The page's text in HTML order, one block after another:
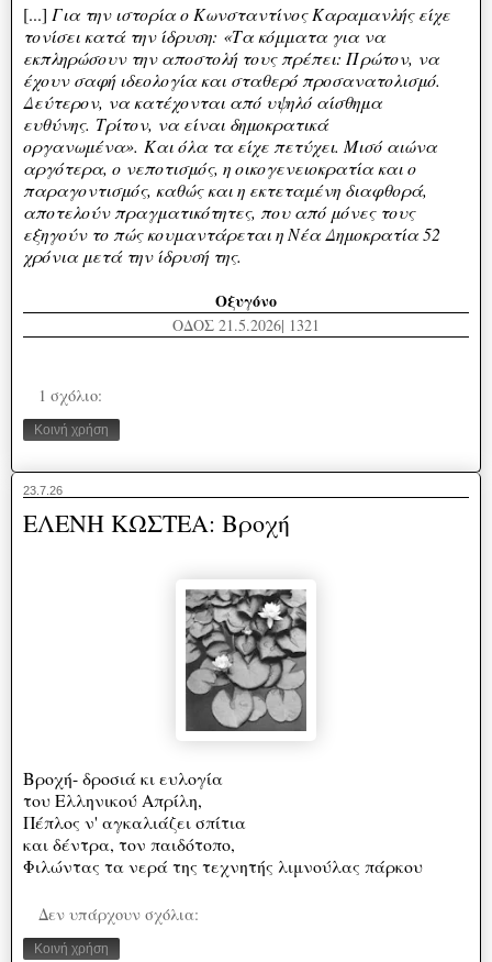
[...] Για την ιστορία ο Κωνσταντίνος Καραμανλής είχε
τονίσει κατά την ίδρυση: «Τα κόμματα για να
εκπληρώσουν την αποστολή τους πρέπει: Πρώτον, να
έχουν σαφή ιδεολογία και σταθερό προσανατολισμό.
Δεύτερον, να κατέχονται από υψηλό αίσθημα
ευθύνης. Τρίτον, να είναι δημοκρατικά
οργανωμένα». Και όλα τα είχε πετύχει. Μισό αιώνα
αργότερα, ο νεποτισμός, η οικογενειοκρατία και ο
παραγοντισμός, καθώς και η εκτεταμένη διαφθορά,
αποτελούν πραγματικότητες, που από μόνες τους
εξηγούν το πώς κουμαντάρεται η Νέα Δημοκρατία 52
χρόνια μετά την ίδρυσή της.
Οξυγόνο
ΟΔΟΣ 21.5.2026| 1321
1 σχόλιο:
Κοινή χρήση
23.7.26
ΕΛΕΝΗ ΚΩΣΤΕΑ: Βροχή
Βροχή- δροσιά κι ευλογία
του Ελληνικού Απρίλη,
Πέπλος ν' αγκαλιάζει σπίτια
και δέντρα, τον παιδότοπο,
Φιλώντας τα νερά της τεχνητής λιμνούλας πάρκου
Δεν υπάρχουν σχόλια:
Κοινή χρήση